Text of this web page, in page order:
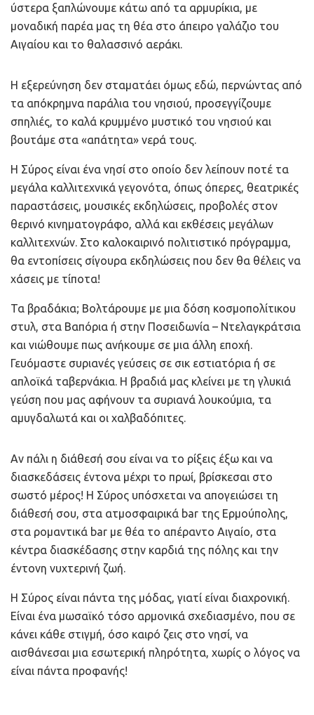
ύστερα ξαπλώνουμε κάτω από τα αρμυρίκια, με
μοναδική παρέα μας τη θέα στο άπειρο γαλάζιο του
Αιγαίου και το θαλασσινό αεράκι.
Η εξερεύνηση δεν σταματάει όμως εδώ, περνώντας από
τα απόκρημνα παράλια του νησιού, προσεγγίζουμε
σπηλιές, το καλά κρυμμένο μυστικό του νησιού και
βουτάμε στα «απάτητα» νερά τους.
Η Σύρος είναι ένα νησί στο οποίο δεν λείπουν ποτέ τα
μεγάλα καλλιτεχνικά γεγονότα, όπως όπερες, θεατρικές
παραστάσεις, μουσικές εκδηλώσεις, προβολές στον
θερινό κινηματογράφο, αλλά και εκθέσεις μεγάλων
καλλιτεχνών. Στο καλοκαιρινό πολιτιστικό πρόγραμμα,
θα εντοπίσεις σίγουρα εκδηλώσεις που δεν θα θέλεις να
χάσεις με τίποτα!
Τα βραδάκια; Βολτάρουμε με μια δόση κοσμοπολίτικου
στυλ, στα Βαπόρια ή στην Ποσειδωνία – Ντελαγκράτσια
και νιώθουμε πως ανήκουμε σε μια άλλη εποχή.
Γευόμαστε συριανές γεύσεις σε σικ εστιατόρια ή σε
απλοϊκά ταβερνάκια. Η βραδιά μας κλείνει με τη γλυκιά
γεύση που μας αφήνουν τα συριανά λουκούμια, τα
αμυγδαλωτά και οι χαλβαδόπιτες.
Αν πάλι η διάθεσή σου είναι να το ρίξεις έξω και να
διασκεδάσεις έντονα μέχρι το πρωί, βρίσκεσαι στο
σωστό μέρος! Η Σύρος υπόσχεται να απογειώσει τη
διάθεσή σου, στα ατμοσφαιρικά bar της Ερμούπολης,
στα ρομαντικά bar με θέα το απέραντο Αιγαίο, στα
κέντρα διασκέδασης στην καρδιά της πόλης και την
έντονη νυχτερινή ζωή.
Η Σύρος είναι πάντα της μόδας, γιατί είναι διαχρονική.
Είναι ένα μωσαϊκό τόσο αρμονικά σχεδιασμένο, που σε
κάνει κάθε στιγμή, όσο καιρό ζεις στο νησί, να
αισθάνεσαι μια εσωτερική πληρότητα, χωρίς ο λόγος να
είναι πάντα προφανής!